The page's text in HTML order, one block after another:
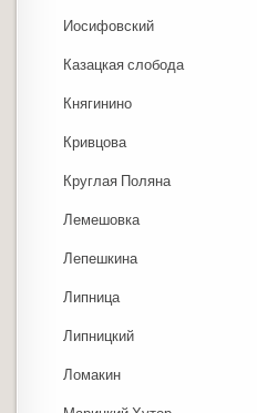
Иосифовский
Казацкая слобода
Княгинино
Кривцова
Круглая Поляна
Лемешовка
Лепешкина
Липница
Липницкий
Ломакин